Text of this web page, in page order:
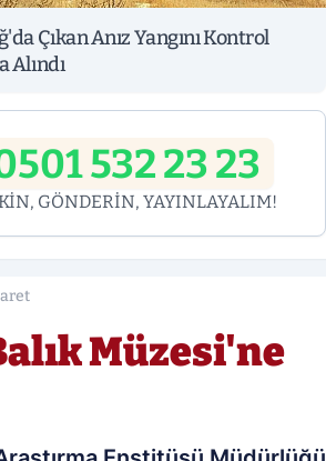
Çıkan Anız Yangını Kontrol
Alındı
532 23 23
GÖNDERİN, YAYINLAYALIM!
Müzesi'ne